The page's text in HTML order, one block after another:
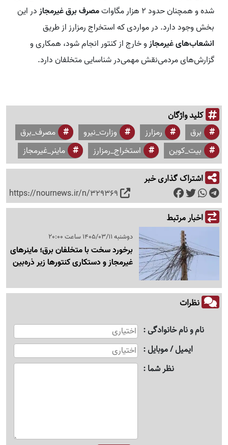
شده و همچنان حدود ۲ هزار مگاوات
مصرف برق غیرمجازدر این
بخش وجود دارد. در مواردی که استخراج رمزارز از طریق
انشعاب‌های غیرمجازو خارج از کنتور انجام شود، همکاری و
گزارش‌های مردمی‌نقش مهمی‌در شناسایی متخلفان دارد.
کلید واژگان
برق رمزارز وزارت_نیرو
مصرف_برق
بیت_کوین
استخراج_رمزارز ماینر_غیرمجاز
اشتراک گذاری خبر
https://nournews.ir/n/329369
اخبار مرتبط
دوشنبه 1405/03/11 ساعت 20:00
برخورد سخت با متخلفان برق؛ ماینرهای
غیرمجاز و دستکاری کنتورها زیر ذره‌بین
نظرات
نام و نام خانوادگی
ایمیل / موبایل
نظر شما